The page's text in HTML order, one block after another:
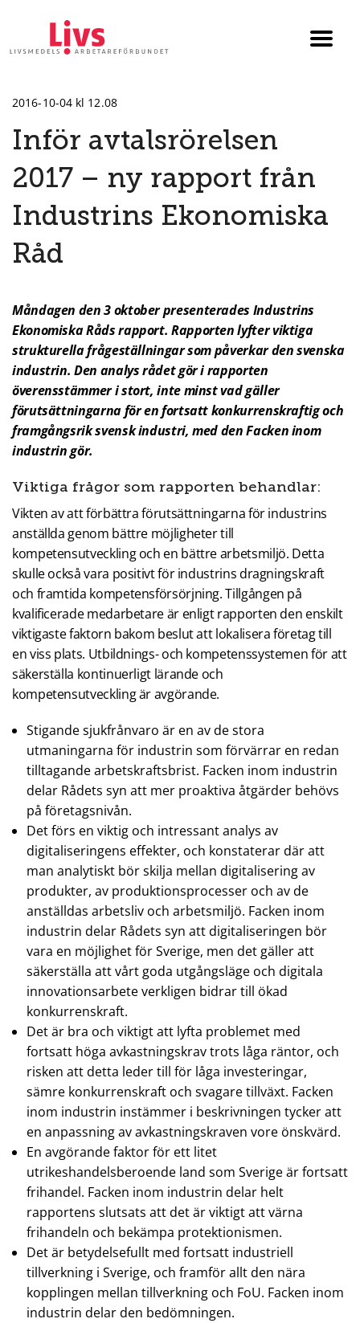
2016-10-04 kl 12.08
Inför avtalsrörelsen
2017 – ny rapport från
Industrins Ekonomiska
Råd
Måndagen den 3 oktober presenterades Industrins
Ekonomiska Råds rapport. Rapporten lyfter viktiga
strukturella frågeställningar som påverkar den svenska
industrin. Den analys rådet gör i rapporten
överensstämmer i stort, inte minst vad gäller
förutsättningarna för en fortsatt konkurrenskraftig och
framgångsrik svensk industri, med den Facken inom
industrin gör.
Viktiga frågor som rapporten behandlar:
Vikten av att förbättra förutsättningarna för industrins
anställda genom bättre möjligheter till
kompetensutveckling och en bättre arbetsmiljö. Detta
skulle också vara positivt för industrins dragningskraft
och framtida kompetensförsörjning. Tillgången på
kvalificerade medarbetare är enligt rapporten den enskilt
viktigaste faktorn bakom beslut att lokalisera företag till
en viss plats. Utbildnings- och kompetenssystemen för att
säkerställa kontinuerligt lärande och
kompetensutveckling är avgörande.
Stigande sjukfrånvaro är en av de stora
utmaningarna för industrin som förvärrar en redan
tilltagande arbetskraftsbrist. Facken inom industrin
delar Rådets syn att mer proaktiva åtgärder behövs
på företagsnivån.
Det förs en viktig och intressant analys av
digitaliseringens effekter, och konstaterar där att
man analytiskt bör skilja mellan digitalisering av
produkter, av produktionsprocesser och av de
anställdas arbetsliv och arbetsmiljö. Facken inom
industrin delar Rådets syn att digitaliseringen bör
vara en möjlighet för Sverige, men det gäller att
säkerställa att vårt goda utgångsläge och digitala
innovationsarbete verkligen bidrar till ökad
konkurrenskraft.
Det är bra och viktigt att lyfta problemet med
fortsatt höga avkastningskrav trots låga räntor, och
risken att detta leder till för låga investeringar,
sämre konkurrenskraft och svagare tillväxt. Facken
inom industrin instämmer i beskrivningen tycker att
en anpassning av avkastningskraven vore önskvärd.
En avgörande faktor för ett litet
utrikeshandelsberoende land som Sverige är fortsatt
frihandel. Facken inom industrin delar helt
rapportens slutsats att det är viktigt att värna
frihandeln och bekämpa protektionismen.
Det är betydelsefullt med fortsatt industriell
tillverkning i Sverige, och framför allt den nära
kopplingen mellan tillverkning och FoU. Facken inom
industrin delar den bedömningen.